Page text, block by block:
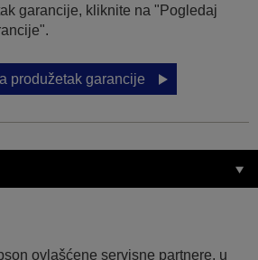
garancije, kliknite na "Pogledaj
produžetak garancije
ovlašćene servisne partnere, u